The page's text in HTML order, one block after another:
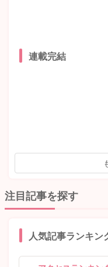
連載完結
注目記事を探す
人気記事ランキン